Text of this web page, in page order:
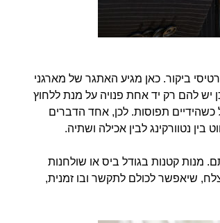
ביקור. כאן מגיע האתגר של מארגני
יש להם רק יד אחת פנויה על מנת ללחוץ
כשהידיים תפוסות. לכן, אחד הדברים
נטוורקינג לבין אכילה ושתיה.
מנות קטנות בגודל ביס או שולחנות
שיאפשר לכולם לתקשר ובו זמנית,